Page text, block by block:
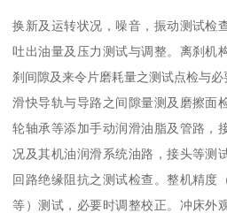
换新及运转状况，噪音，振动测试检
吐出油量及压力测试与调整。离刹机
刹间隙及来令片磨耗量之测试点检与必
滑快导轨与导路之间隙量测及磨擦面
轮轴承等添加手动润滑油脂及管路，
况及其机油润滑系统油路，接头等测
回路绝缘阻抗之测试检查。整机精度
等）测试，必要时调整校正。冲床外